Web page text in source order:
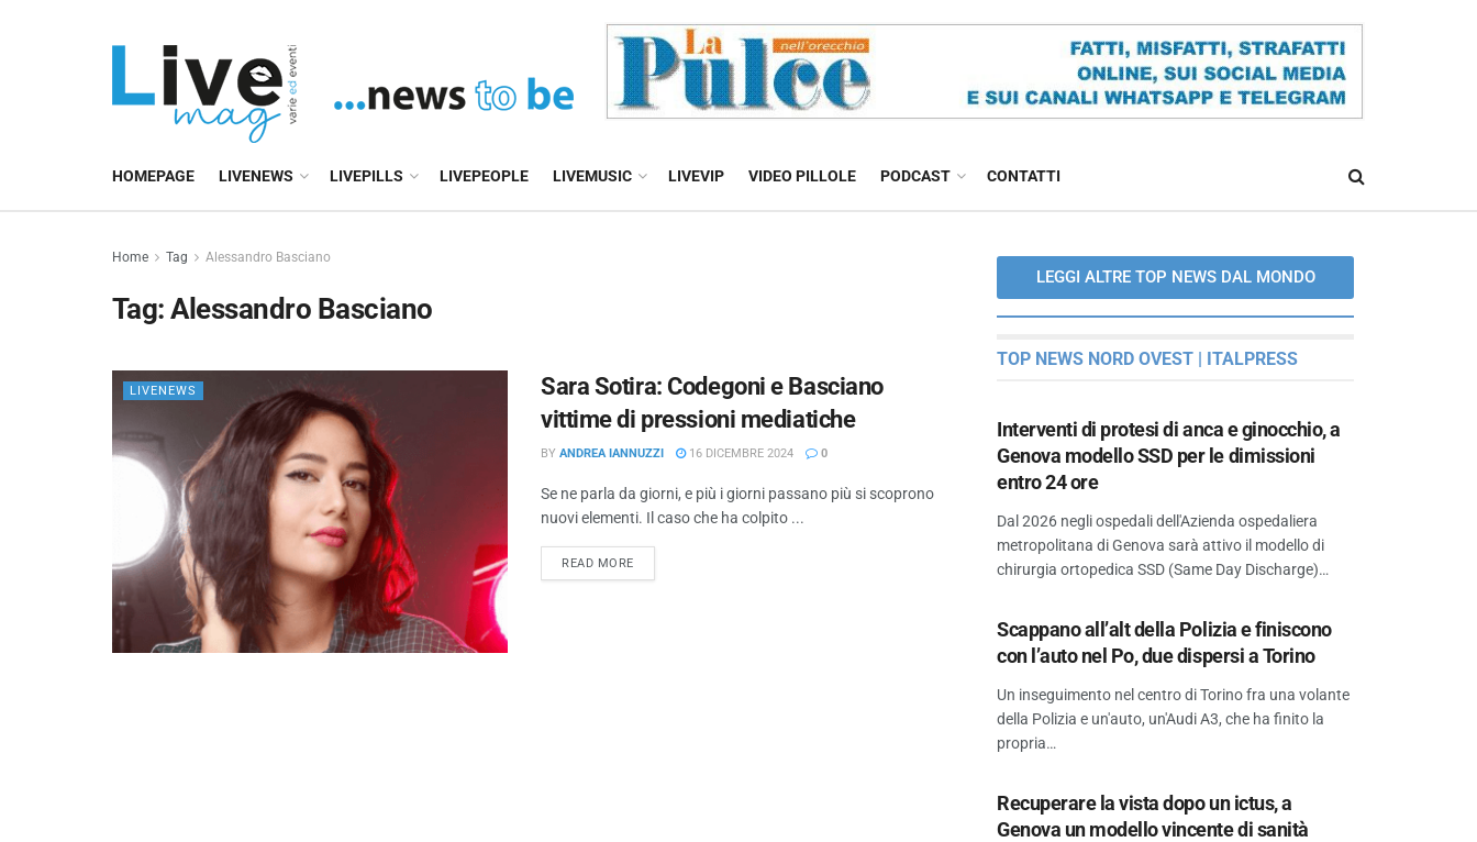
HOMEPAGE LIVENEWS LIVEPILLS LIVEPEOPLE LIVEMUSIC LIVEVIP VIDEO PILLOLE PODCAST CONTATTI
Home Tag Alessandro Basciano
Tag:Alessandro Basciano
LIVENEWS
Sara Sotira: Codegoni e Basciano
vittime di pressioni mediatiche
BY ANDREA IANNUZZI 16 DICEMBRE 2024 0
Se ne parla da giorni, e più i giorni passano più si scoprono
nuovi elementi. Il caso che ha colpito ...
READ MORE
LEGGI ALTRE TOP NEWS DAL MONDO
TOP NEWS NORD OVEST | ITALPRESS
Interventi di protesi di anca e ginocchio, a
Genova modello SSD per le dimissioni
entro 24 ore
Dal 2026 negli ospedali dell'Azienda ospedaliera
metropolitana di Genova sarà attivo il modello di
chirurgia ortopedica SSD (Same Day Discharge)…
Scappano all’alt della Polizia e finiscono
con l’auto nel Po, due dispersi a Torino
Un inseguimento nel centro di Torino fra una volante
della Polizia e un'auto, un'Audi A3, che ha finito la
propria…
Recuperare la vista dopo un ictus, a
Genova un modello vincente di sanità